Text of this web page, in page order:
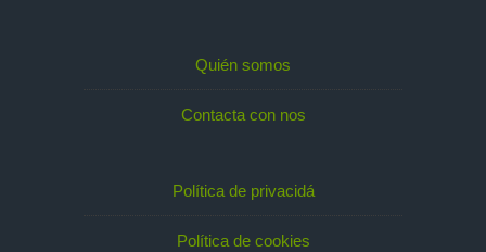
Quién somos
Contacta con nos
Política de privacidá
Política de cookies